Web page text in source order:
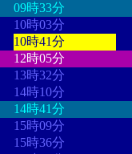
09時33分
10時03分
10時41分
12時05分
13時32分
14時10分
14時41分
15時09分
15時36分